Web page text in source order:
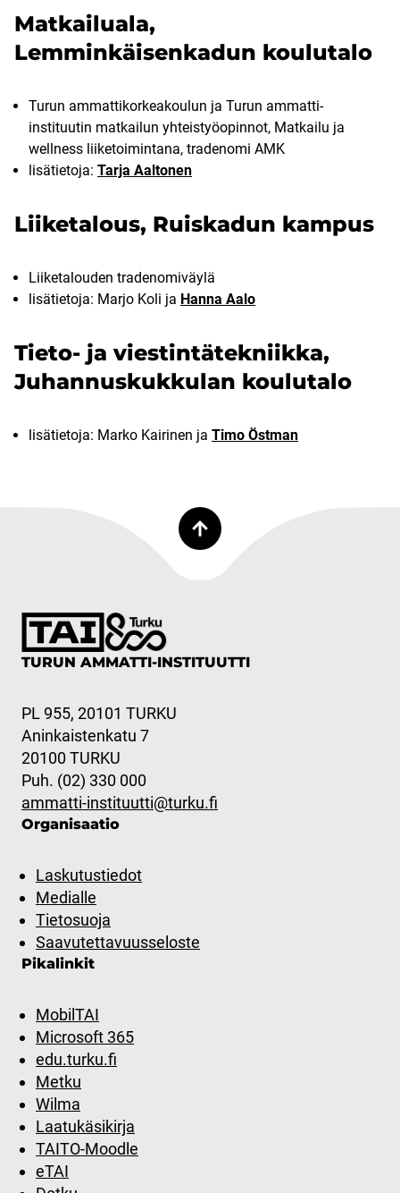
Matkailuala,
Lemminkäisenkadun koulutalo
Turun ammattikorkeakoulun ja Turun ammatti-
instituutin matkailun yhteistyöopinnot, Matkailu ja
wellness liiketoimintana, tradenomi AMK
lisätietoja: Tarja Aaltonen
Liiketalous, Ruiskadun kampus
Liiketalouden tradenomiväylä
lisätietoja: Marjo Koli ja Hanna Aalo
Tieto- ja viestintätekniikka,
Juhannuskukkulan koulutalo
lisätietoja: Marko Kairinen ja Timo Östman
TURUN AMMATTI-INSTITUUTTI
PL 955, 20101 TURKU
Aninkaistenkatu 7
20100 TURKU
Puh. (02) 330 000
ammatti-instituutti@turku.fi
Organisaatio
Laskutustiedot
Medialle
Tietosuoja
Saavutettavuusseloste
Pikalinkit
MobilTAI
Microsoft 365
edu.turku.fi
Metku
Wilma
Laatukäsikirja
TAITO-Moodle
eTAI